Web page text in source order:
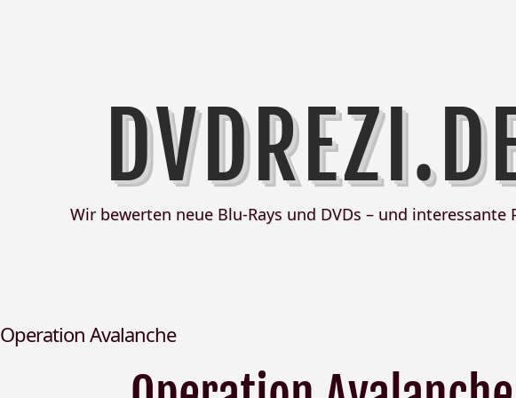
Wir bewerten neue Blu-Rays und DVDs – und interessante
Operation Avalanche